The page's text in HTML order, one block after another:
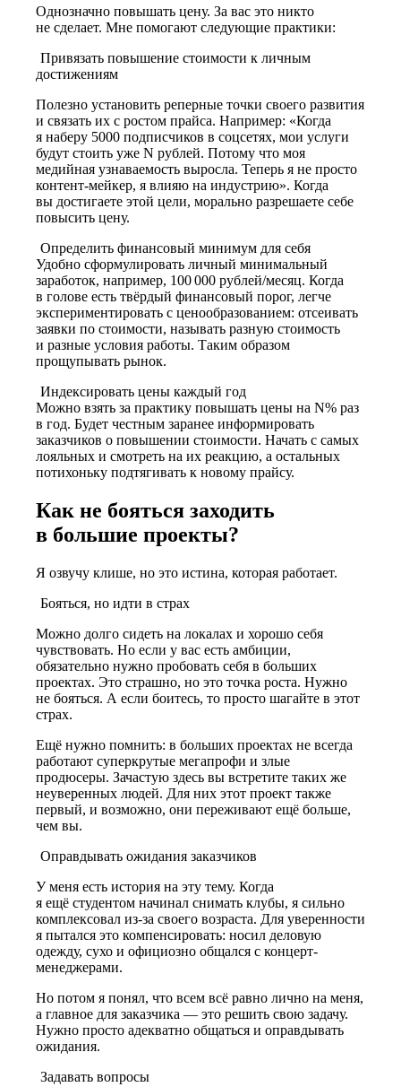
Однозначно повышать цену. За вас это никто
не сделает. Мне помогают следующие практики:
Привязать повышение стоимости к личным
достижениям
Полезно установить реперные точки своего развития
и связать их с ростом прайса. Например: «Когда
я наберу 5000 подписчиков в соцсетях, мои услуги
будут стоить уже N рублей. Потому что моя
медийная узнаваемость выросла. Теперь я не просто
контент-мейкер, я влияю на индустрию». Когда
вы достигаете этой цели, морально разрешаете себе
повысить цену.
Определить финансовый минимум для себя
Удобно сформулировать личный минимальный
заработок, например, 100 000 рублей/месяц. Когда
в голове есть твёрдый финансовый порог, легче
экспериментировать с ценообразованием: отсеивать
заявки по стоимости, называть разную стоимость
и разные условия работы. Таким образом
прощупывать рынок.
Индексировать цены каждый год
Можно взять за практику повышать цены на N% раз
в год. Будет честным заранее информировать
заказчиков о повышении стоимости. Начать с самых
лояльных и смотреть на их реакцию, а остальных
потихоньку подтягивать к новому прайсу.
Как не бояться заходить
в большие проекты?
Я озвучу клише, но это истина, которая работает.
Бояться, но идти в страх
Можно долго сидеть на локалах и хорошо себя
чувствовать. Но если у вас есть амбиции,
обязательно нужно пробовать себя в больших
проектах. Это страшно, но это точка роста. Нужно
не бояться. А если боитесь, то просто шагайте в этот
страх.
Ещё нужно помнить: в больших проектах не всегда
работают суперкрутые мегапрофи и злые
продюсеры. Зачастую здесь вы встретите таких же
неуверенных людей. Для них этот проект также
первый, и возможно, они переживают ещё больше,
чем вы.
Оправдывать ожидания заказчиков
У меня есть история на эту тему. Когда
я ещё студентом начинал снимать клубы, я сильно
комплексовал из-за своего возраста. Для уверенности
я пытался это компенсировать: носил деловую
одежду, сухо и официозно общался с концерт-
менеджерами.
Но потом я понял, что всем всё равно лично на меня,
а главное для заказчика — это решить свою задачу.
Нужно просто адекватно общаться и оправдывать
ожидания.
Задавать вопросы